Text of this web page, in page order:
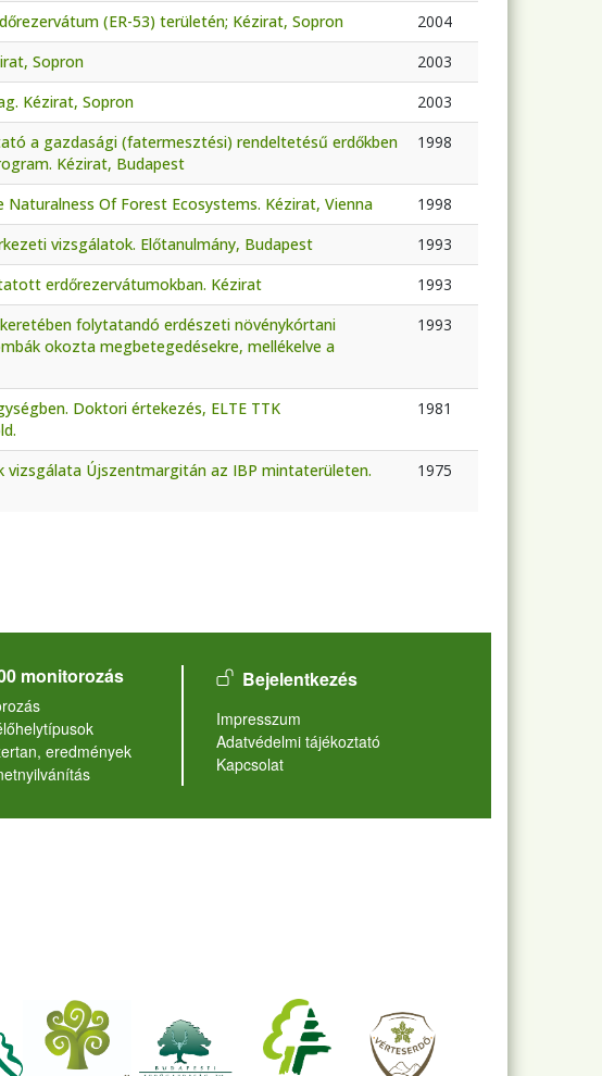
(ER-53) területén; Kézirat, Sopron
2004
Sopron
2003
Kézirat, Sopron
2003
a gazdasági (fatermesztési) rendeltetésű erdőkben
Kézirat, Budapest
1998
Of Forest Ecosystems. Kézirat, Vienna
1998
vizsgálatok. Előtanulmány, Budapest
1993
erdőrezervátumokban. Kézirat
1993
folytatandó erdészeti növénykórtani
okozta megbetegedésekre, mellékelve a
1993
Doktori értekezés, ELTE TTK
1981
vizsgálata Újszentmargitán az IBP mintaterületen.
1975
monitorozás
eredmények
User account menu
Bejelentkezés
Lábléc
Impresszum
Adatvédelmi tájékoztató
Kapcsolat